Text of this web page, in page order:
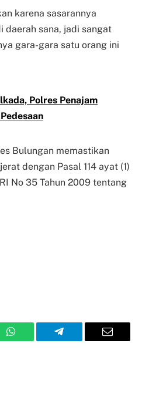
karena sasarannya
daerah sana, jadi sangat
gara-gara satu orang ini
Polres Penajam
Bulungan memastikan
dengan Pasal 114 ayat (1)
No 35 Tahun 2009 tentang
WhatsApp Telegram Email